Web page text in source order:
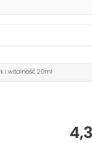
i witalność 20ml